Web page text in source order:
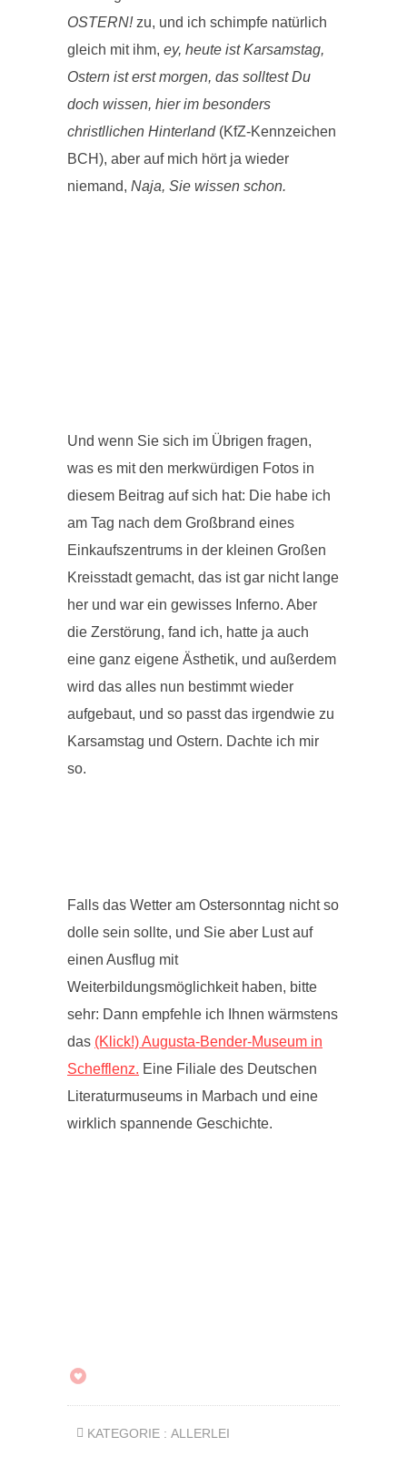
OSTERN! zu, und ich schimpfe natürlich
gleich mit ihm, ey, heute ist Karsamstag,
Ostern ist erst morgen, das solltest Du
doch wissen, hier im besonders
christllichen Hinterland (KfZ-Kennzeichen
BCH), aber auf mich hört ja wieder
niemand, Naja, Sie wissen schon.
Und wenn Sie sich im Übrigen fragen,
was es mit den merkwürdigen Fotos in
diesem Beitrag auf sich hat: Die habe ich
am Tag nach dem Großbrand eines
Einkaufszentrums in der kleinen Großen
Kreisstadt gemacht, das ist gar nicht lange
her und war ein gewisses Inferno. Aber
die Zerstörung, fand ich, hatte ja auch
eine ganz eigene Ästhetik, und außerdem
wird das alles nun bestimmt wieder
aufgebaut, und so passt das irgendwie zu
Karsamstag und Ostern. Dachte ich mir
so.
Falls das Wetter am Ostersonntag nicht so
dolle sein sollte, und Sie aber Lust auf
einen Ausflug mit
Weiterbildungsmöglichkeit haben, bitte
sehr: Dann empfehle ich Ihnen wärmstens
das (Klick!) Augusta-Bender-Museum in
Schefflenz. Eine Filiale des Deutschen
Literaturmuseums in Marbach und eine
wirklich spannende Geschichte.
KATEGORIE : ALLERLEI